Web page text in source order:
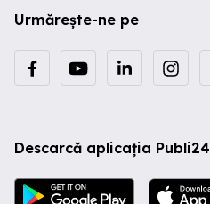
Urmărește-ne pe
Descarcă aplicația Publi24